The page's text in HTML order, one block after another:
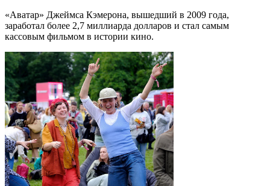
«Аватар» Джеймса Кэмерона, вышедший в 2009 года,
заработал более 2,7 миллиарда долларов и стал самым
кассовым фильмом в истории кино.